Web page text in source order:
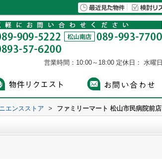
営業時間：10:00～18:00 定休日： 水曜日
エンスストア > ファミリーマート 松山市民病院前店